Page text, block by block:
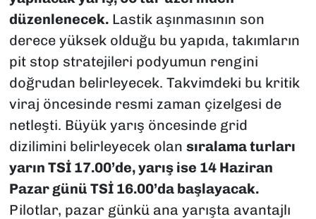
düzenlenecek.Lastik aşınmasının son
derece yüksek olduğu bu yapıda, takımların
pit stop stratejileri podyumun rengini
doğrudan belirleyecek. Takvimdeki bu kritik
viraj öncesinde resmi zaman çizelgesi de
netleşti. Büyük yarış öncesinde grid
dizilimini belirleyecek olan sıralama turları
yarın TSİ 17.00’de, yarış ise 14 Haziran
Pazar günü TSİ 16.00’da başlayacak.
Pilotlar, pazar günkü ana yarışta avantajlı